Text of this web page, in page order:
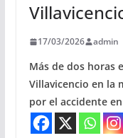
17/03/2026 admin
Más de dos horas
Villavicencio en la
por el accidente